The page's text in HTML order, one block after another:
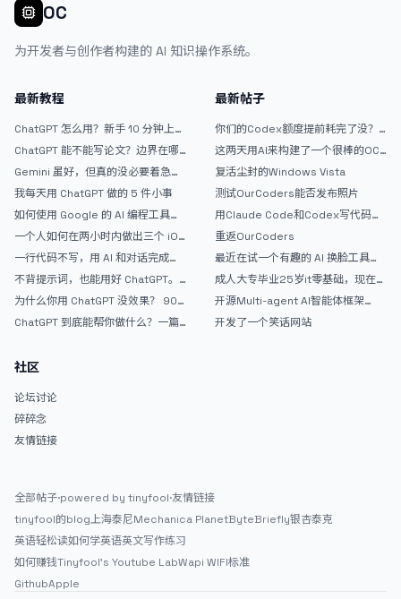
OC
为开发者与创作者构建的 AI 知识操作系统。
最新教程
ChatGPT 怎么用？新手 10 分钟上手
ChatGPT 能不能写论文？边界在哪
Gemini 虽好，但真的没必要着急放
弃 ChatGPT
我每天用 ChatGPT 做的 5 件小事
如何使用 Google 的 AI 编程工具
AntiGravity：独立开发者的新时代
武器
一个人如何在两小时内做出三个 iOS
APP？｜AntiGravity + Gemini 3 实
战完整记录
一行代码不写，用 AI 和对话完成一
个完整网站：《图书天堂》实战记录
不背提示词，也能用好 ChatGPT。
一个万能提问模板
为什么你用 ChatGPT 没效果？ 90%
的人第一步就问错了
ChatGPT 到底能帮你做什么？一篇
最新帖子
你们的Codex额度提前耗完了没？
戒断反应如何？
这两天用AI来构建了一个很棒的OC
论坛精华区
复活尘封的Windows Vista
测试OurCoders能否发布照片
用Claude Code和Codex写代码真
的爽，但是App怎么挣钱还是很难啊
重返OurCoders
最近在试一个有趣的 AI 换脸工具，
效果挺不错
成人大专毕业25岁it零基础，现在想
考软件设计师，有什么好的建议吗，
谢谢！
开源Multi-agent AI智能体框架
aevatar.ai，欢迎大家贡献代码
开发了一个笑话网站
社区
论坛讨论
碎碎念
友情链接
全部帖子·powered by tinyfool·友情链接
tinyfool的blog上海泰尼Mechanica PlanetByteBriefly银杏泰克
英语轻松读如何学英语英文写作练习
如何赚钱Tinyfool's Youtube LabWapi WIFI标准
GithubApple